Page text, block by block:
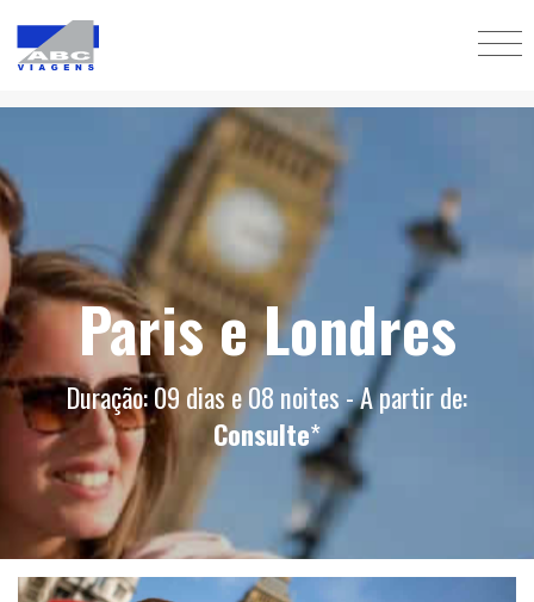
Paris e Londres
Duração: 09 dias e 08 noites - A partir de:
Consulte*